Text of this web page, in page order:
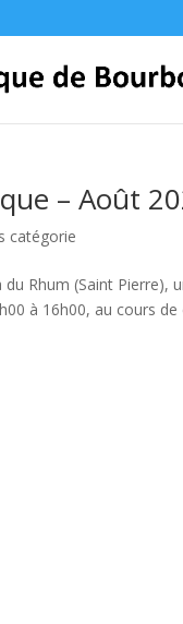
– Août
catégorie
Rhum (Saint
à 16h00, au cours